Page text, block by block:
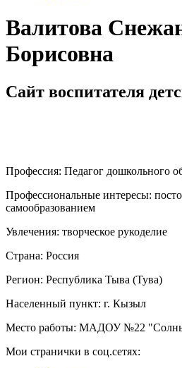
Валитова
Борисовна
Сайт воспитателя
Профессия: Педагог дошкольного
Профессиональные интересы:
самообразованием
Увлечения: творческое рукоделие
Страна: Россия
Регион: Республика Тыва (Тува)
Населенный пункт: г. Кызыл
Место работы: МАДОУ №22
Мои странички в соц.сетях: